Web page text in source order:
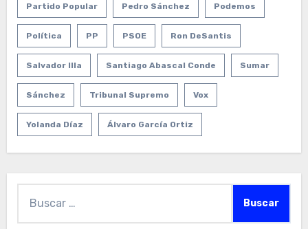
Partido Popular Pedro Sánchez Podemos
Política PP PSOE Ron DeSantis
Salvador Illa Santiago Abascal Conde Sumar
Sánchez Tribunal Supremo Vox
Yolanda Díaz Álvaro García Ortiz